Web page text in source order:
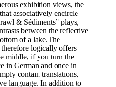
exhibition views, the
associatively encircle
& Sédiments” plays,
between the reflective
of a lake.The
logically offers
middle, if you turn the
in German and once in
contain translations,
language. In addition to